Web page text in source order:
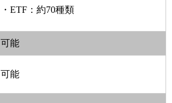
・ETF：約70種類
可能
可能